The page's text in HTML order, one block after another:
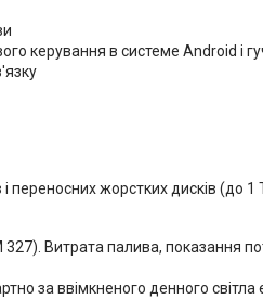
керування в системе Android і
переносних жорстких дисків (до
Витрата палива, показання
за ввімкненого денного